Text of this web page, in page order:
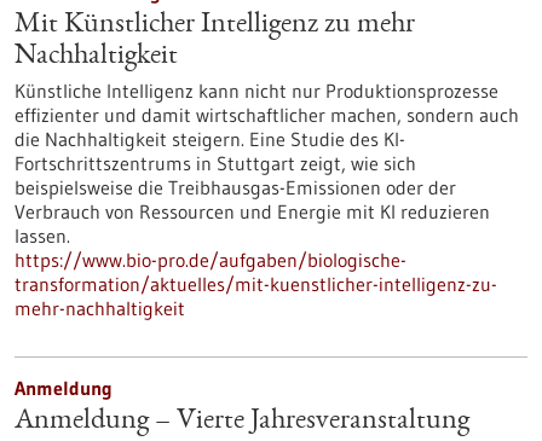
Mit Künstlicher Intelligenz zu mehr
Nachhaltigkeit
Künstliche Intelligenz kann nicht nur Produktionsprozesse
effizienter und damit wirtschaftlicher machen, sondern auch
die Nachhaltigkeit steigern. Eine Studie des KI-
Fortschrittszentrums in Stuttgart zeigt, wie sich
beispielsweise die Treibhausgas-Emissionen oder der
Verbrauch von Ressourcen und Energie mit KI reduzieren
lassen.
https://www.bio-pro.de/aufgaben/biologische-
transformation/aktuelles/mit-kuenstlicher-intelligenz-zu-
mehr-nachhaltigkeit
Anmeldung
Anmeldung – Vierte Jahresveranstaltung